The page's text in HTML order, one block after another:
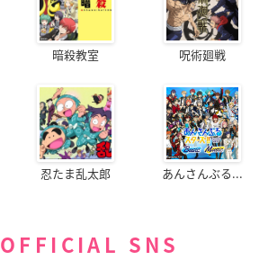
暗殺教室 呪術廻戦
忍たま乱太郎 あんさんぶる...
OFFICIAL SNS